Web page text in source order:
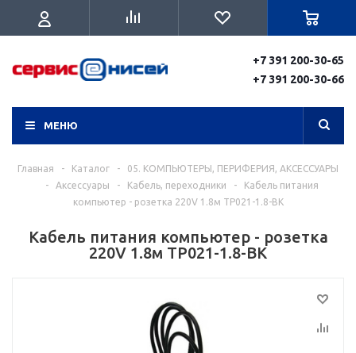
+7 391 200-30-65
+7 391 200-30-66
МЕНЮ
Главная - Каталог -
05. КОМПЬЮТЕРЫ, ПЕРИФЕРИЯ, АКСЕССУАРЫ
-
Аксессуары - Кабель, переходники -
Кабель питания
компьютер - розетка 220V 1.8м TP021-1.8-BK
Кабель питания компьютер - розетка
220V 1.8м TP021-1.8-BK